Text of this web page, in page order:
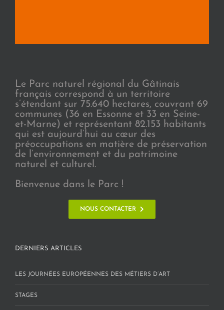
Le Parc naturel régional du Gâtinais
français correspond à un territoire
s’étendant sur 75.640 hectares, couvrant 69
communes (36 en Essonne et 33 en Seine-
et-Marne) et représentant 82.153 habitants
qui est aujourd’hui au cœur des
préoccupations en matière de préservation
de l’environnement et du patrimoine
naturel et culturel.
Bienvenue dans le Parc !
NOUS CONTACTER
DERNIERS ARTICLES
LES JOURNÉES EUROPÉENNES DES MÉTIERS D’ART
STAGES